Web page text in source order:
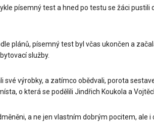
písemný test a hned po testu se žáci
plánů, písemný test byl včas ukončen a
služby.
své výrobky, a zatímco obědvali, porota
o která se podělili Jindřich Koukola a
a ne jen vlastním dobrým pocitem,